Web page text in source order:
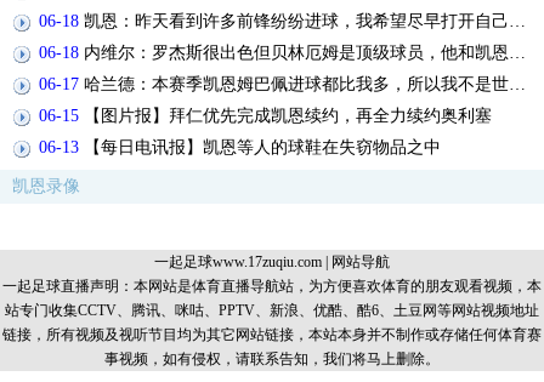
06-18 凯恩：昨天看到许多前锋纷纷进球，我希望尽早打开自己的进球账户
06-18 内维尔：罗杰斯很出色但贝林厄姆是顶级球员，他和凯恩是决定性的
06-17 哈兰德：本赛季凯恩姆巴佩进球都比我多，所以我不是世界最佳射手
06-15 【图片报】拜仁优先完成凯恩续约，再全力续约奥利塞
06-13 【每日电讯报】凯恩等人的球鞋在失窃物品之中
凯恩录像
一起足球www.17zuqiu.com | 网站导航
一起足球直播声明：本网站是体育直播导航站，为方便喜欢体育的朋友观看视频，本
站专门收集CCTV、腾讯、咪咕、PPTV、新浪、优酷、酷6、土豆网等网站视频地址
链接，所有视频及视听节目均为其它网站链接，本站本身并不制作或存储任何体育赛
事视频，如有侵权，请联系告知，我们将马上删除。